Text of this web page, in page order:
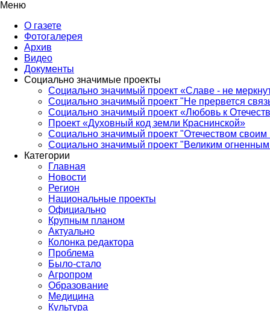
Меню
О газете
Фотогалерея
Архив
Видео
Документы
Социально значимые проекты
Социально значимый проект «Славе - не
Социально значимый проект "Не прервется
Социально значимый проект «Любовь к
Проект «Духовный код земли Краснинской»
Социально значимый проект "Отечеством своим
Социально значимый проект "Великим
Категории
Главная
Новости
Регион
Национальные проекты
Официально
Крупным планом
Актуально
Колонка редактора
Проблема
Было-стало
Агропром
Образование
Медицина
Культура